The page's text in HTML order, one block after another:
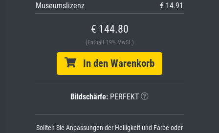
Museumslizenz
€ 14.91
€ 144.80
(Enthält 19% MwSt.)
In den Warenkorb
Bildschärfe: PERFEKT
Sollten Sie Anpassungen der Helligkeit und Farbe oder